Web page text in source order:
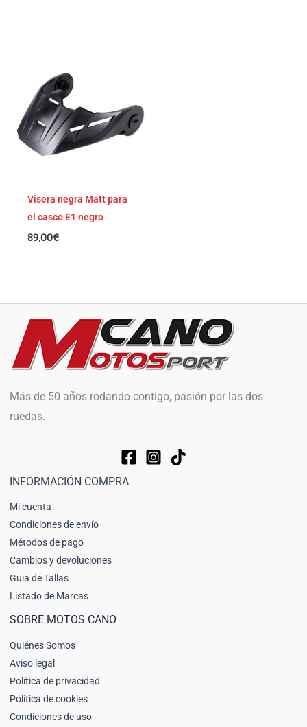
Visera negra Matt para
el casco E1 negro
89,00€
Más de 50 años rodando contigo, pasión por las dos
ruedas.
INFORMACIÓN COMPRA
Mi cuenta
Condiciones de envío
Métodos de pago
Cambios y devoluciones
Guia de Tallas
Listado de Marcas
SOBRE MOTOS CANO
Quiénes Somos
Aviso legal
Política de privacidad
Política de cookies
Condiciones de uso